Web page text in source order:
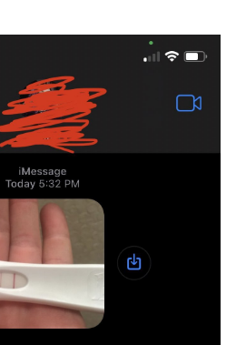
Nur mal so
Sinnwahn
Visuelles
2011
2012
2013
2014
2015
2016
2017
instagram
rss soundcloud
vimeoBluesky